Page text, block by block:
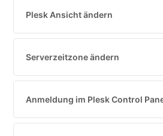
FTP
Firewall
Backups
Plesk Ansicht ändern
Serverzeitzone ändern
Anmeldung im Plesk Control